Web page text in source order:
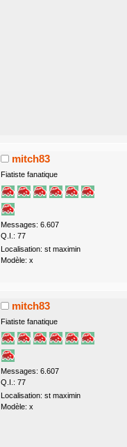
mitch83
Fiatiste fanatique
Messages: 6.607
Q.I.: 77
Localisation: st maximin
Modèle: x
mitch83
Fiatiste fanatique
Messages: 6.607
Q.I.: 77
Localisation: st maximin
Modèle: x